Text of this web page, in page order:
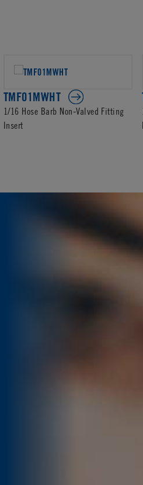
TMF01MWHT
1/16 Hose Barb Non-Valved Fitting
Insert